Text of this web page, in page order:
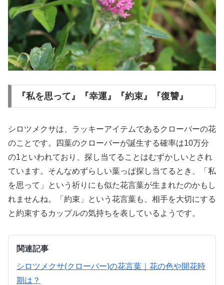
『私を思って』『幸運』『約束』『復讐』
シロツメクサは、ラッキーアイテムであるクローバーの花
のことです。四葉のクローバーが誕生する確率は10万分
の1といわれており、探し当てることはむずかしいとされ
ています。そんなめずらしい葉っぱ探し当てるとき、「私
を思って」という祈りにも似た花言葉が生まれたのかもし
れませんね。「約束」という花言葉も、相手を大切にする
と約束するカップルの気持ちを表しているようです。
関連記事
シロツメクサ(クローバー)の花言葉｜花の色や開花時
期は？